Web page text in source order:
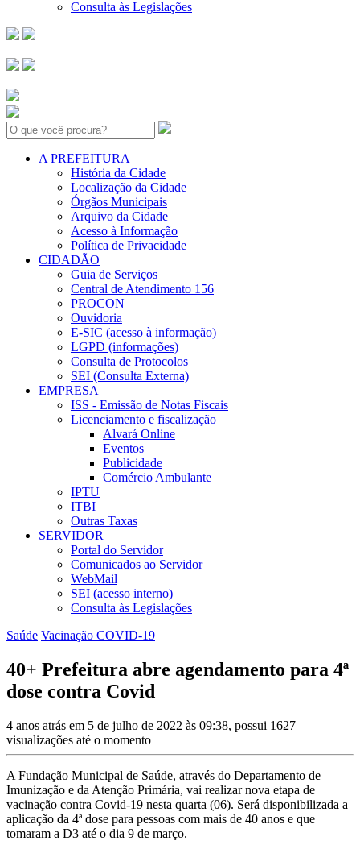
Consulta às Legislações
Search:
A PREFEITURA
História da Cidade
Localização da Cidade
Órgãos Municipais
Arquivo da Cidade
Acesso à Informação
Política de Privacidade
CIDADÃO
Guia de Serviços
Central de Atendimento 156
PROCON
Ouvidoria
E-SIC (acesso à informação)
LGPD (informações)
Consulta de Protocolos
SEI (Consulta Externa)
EMPRESA
ISS - Emissão de Notas Fiscais
Licenciamento e fiscalização
Alvará Online
Eventos
Publicidade
Comércio Ambulante
IPTU
ITBI
Outras Taxas
SERVIDOR
Portal do Servidor
Comunicados ao Servidor
WebMail
SEI (acesso interno)
Consulta às Legislações
Saúde Vacinação COVID-19
40+ Prefeitura abre agendamento para 4ª
dose contra Covid
4 anos atrás em 5 de julho de 2022 às 09:38, possui 1627
visualizações até o momento
A Fundação Municipal de Saúde, através do Departamento de
Imunização e da Atenção Primária, vai realizar nova etapa de
vacinação contra Covid-19 nesta quarta (06). Será disponibilizada a
aplicação da 4ª dose para pessoas com mais de 40 anos e que
tomaram a D3 até o dia 9 de março.